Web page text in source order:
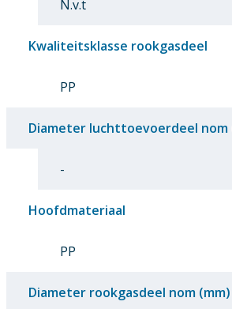
N.v.t
Kwaliteitsklasse rookgasdeel
PP
Diameter luchttoevoerdeel nom
-
Hoofdmateriaal
PP
Diameter rookgasdeel nom (mm)